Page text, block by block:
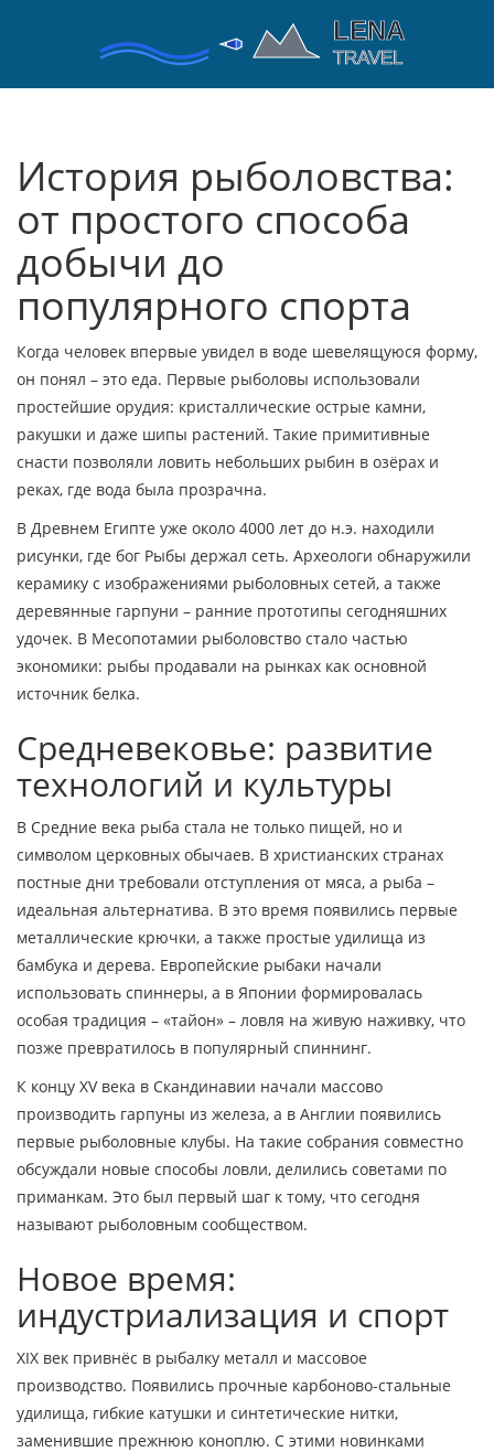
История рыболовства:
от простого способа
добычи до
популярного спорта
Когда человек впервые увидел в воде шевелящуюся форму,
он понял – это еда. Первые рыболовы использовали
простейшие орудия: кристаллические острые камни,
ракушки и даже шипы растений. Такие примитивные
снасти позволяли ловить небольших рыбин в озёрах и
реках, где вода была прозрачна.
В Древнем Египте уже около 4000 лет до н.э. находили
рисунки, где бог Рыбы держал сеть. Археологи обнаружили
керамику с изображениями рыболовных сетей, а также
деревянные гарпуни – ранние прототипы сегодняшних
удочек. В Месопотамии рыболовство стало частью
экономики: рыбы продавали на рынках как основной
источник белка.
Средневековье: развитие
технологий и культуры
В Средние века рыба стала не только пищей, но и
символом церковных обычаев. В христианских странах
постные дни требовали отступления от мяса, а рыба –
идеальная альтернатива. В это время появились первые
металлические крючки, а также простые удилища из
бамбука и дерева. Европейские рыбаки начали
использовать спиннеры, а в Японии формировалась
особая традиция – «тайон» – ловля на живую наживку, что
позже превратилось в популярный спиннинг.
К концу XV века в Скандинавии начали массово
производить гарпуны из железа, а в Англии появились
первые рыболовные клубы. На такие собрания совместно
обсуждали новые способы ловли, делились советами по
приманкам. Это был первый шаг к тому, что сегодня
называют рыболовным сообществом.
Новое время:
индустриализация и спорт
XIX век привнёс в рыбалку металл и массовое
производство. Появились прочные карбоново-стальные
удилища, гибкие катушки и синтетические нитки,
заменившие прежнюю коноплю. С этими новинками